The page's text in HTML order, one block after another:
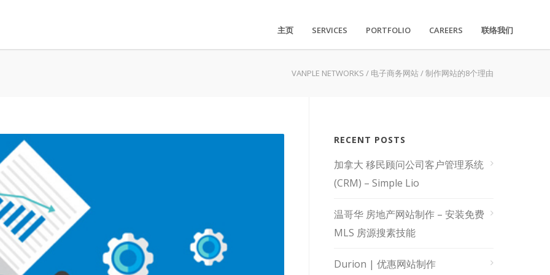
主页 SERVICES PORTFOLIO CAREERS 联络我们
VANPLE NETWORKS / 电子商务网站/制作网站的8个理由
RECENT POSTS
加拿大 移民顾问公司客户管理系统
(CRM) – Simple Lio
温哥华 房地产网站制作 – 安装免费
MLS 房源搜素技能
Durion | 优惠网站制作